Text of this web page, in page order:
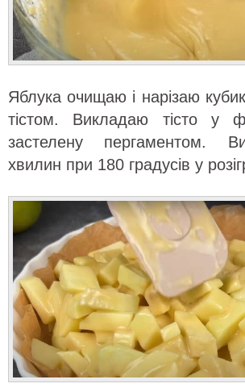
Яблука очищаю і нарізаю
тістом. Викладаю тісто у
застелену пергаментом.
хвилин при 180 градусів у